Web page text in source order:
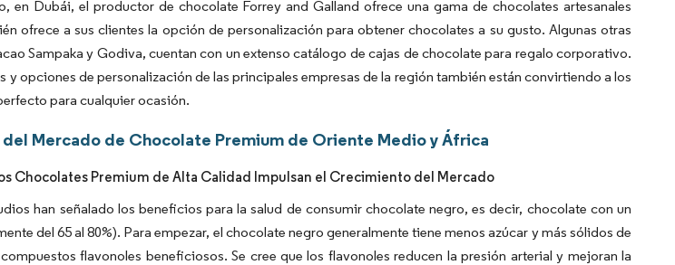
en Dubái, el productor de chocolate Forrey and Galland ofrece una gama de chocolates artesanales
ofrece a sus clientes la opción de personalización para obtener chocolates a su gusto. Algunas otras
Sampaka y Godiva, cuentan con un extenso catálogo de cajas de chocolate para regalo corporativo.
y opciones de personalización de las principales empresas de la región también están convirtiendo a los
para cualquier ocasión.
Mercado de Chocolate Premium de Oriente Medio y África
Chocolates Premium de Alta Calidad Impulsan el Crecimiento del Mercado
han señalado los beneficios para la salud de consumir chocolate negro, es decir, chocolate con un
del 65 al 80%). Para empezar, el chocolate negro generalmente tiene menos azúcar y más sólidos de
flavonoles beneficiosos. Se cree que los flavonoles reducen la presión arterial y mejoran la